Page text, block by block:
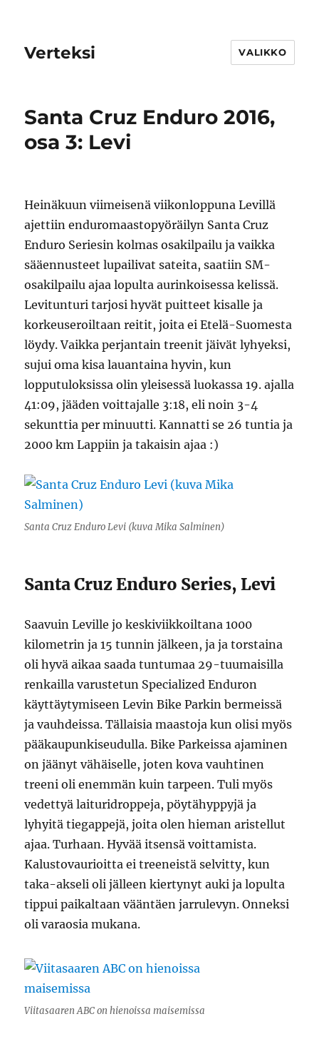
Verteksi VALIKKO
Santa Cruz Enduro 2016,
osa 3: Levi
Heinäkuun viimeisenä viikonloppuna Levillä
ajettiin enduromaastopyöräilyn Santa Cruz
Enduro Seriesin kolmas osakilpailu ja vaikka
sääennusteet lupailivat sateita, saatiin SM-
osakilpailu ajaa lopulta aurinkoisessa kelissä.
Levitunturi tarjosi hyvät puitteet kisalle ja
korkeuseroiltaan reitit, joita ei Etelä-Suomesta
löydy. Vaikka perjantain treenit jäivät lyhyeksi,
sujui oma kisa lauantaina hyvin, kun
lopputuloksissa olin yleisessä luokassa 19. ajalla
41:09, jääden voittajalle 3:18, eli noin 3-4
sekunttia per minuutti. Kannatti se 26 tuntia ja
2000 km Lappiin ja takaisin ajaa :)
Santa Cruz Enduro Levi (kuva Mika Salminen)
Santa Cruz Enduro Series, Levi
Saavuin Leville jo keskiviikkoiltana 1000
kilometrin ja 15 tunnin jälkeen, ja ja torstaina
oli hyvä aikaa saada tuntumaa 29-tuumaisilla
renkailla varustetun Specialized Enduron
käyttäytymiseen Levin Bike Parkin bermeissä
ja vauhdeissa. Tällaisia maastoja kun olisi myös
pääkaupunkiseudulla. Bike Parkeissa ajaminen
on jäänyt vähäiselle, joten kova vauhtinen
treeni oli enemmän kuin tarpeen. Tuli myös
vedettyä laituridroppeja, pöytähyppyjä ja
lyhyitä tiegappejä, joita olen hieman aristellut
ajaa. Turhaan. Hyvää itsensä voittamista.
Kalustovaurioitta ei treeneistä selvitty, kun
taka-akseli oli jälleen kiertynyt auki ja lopulta
tippui paikaltaan vääntäen jarrulevyn. Onneksi
oli varaosia mukana.
Viitasaaren ABC on hienoissa maisemissa